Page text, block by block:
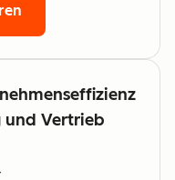
und Vertrieb